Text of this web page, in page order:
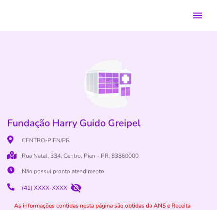
Fundação Harry Guido Greipel
CENTRO-PIEN/PR
Rua Natal, 334, Centro, Pien - PR, 83860000
Não possui pronto atendimento
(41) XXXX-XXXX
As informações contidas nesta página são obtidas da ANS e Receita